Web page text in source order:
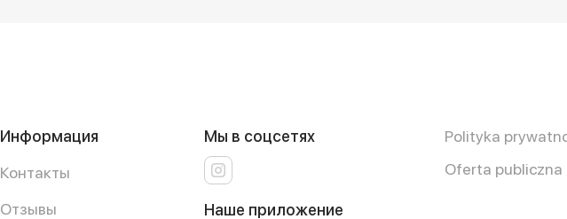
Информация
Контакты
Отзывы
Мы в соцсетях
Наше приложение
Polityka
Oferta publiczna